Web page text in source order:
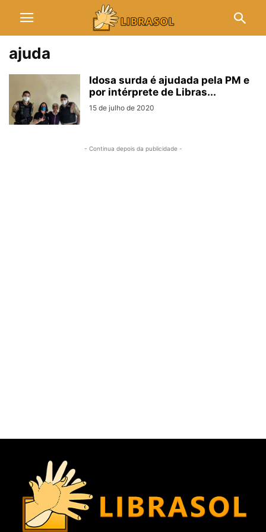
ajuda
Idosa surda é ajudada pela PM e
por intérprete de Libras...
15 de julho de 2020
- Continua depois da publicidade -